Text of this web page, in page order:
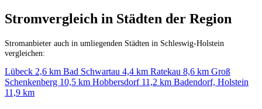
Stromvergleich in Städten der Region
Stromanbieter auch in umliegenden Städten in Schleswig-Holstein
vergleichen:
Lübeck 2,6 km Bad Schwartau 4,4 km Ratekau 8,6 km Groß
Schenkenberg 10,5 km Hobbersdorf 11,2 km Badendorf, Holstein
11,9 km